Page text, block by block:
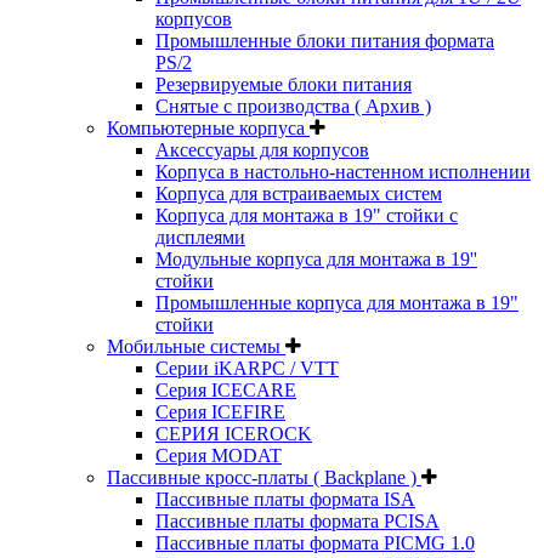
корпусов
Промышленные блоки питания формата
PS/2
Резервируемые блоки питания
Снятые с производства ( Архив )
Компьютерные корпуса
Аксессуары для корпусов
Корпуса в настольно-настенном исполнении
Корпуса для встраиваемых систем
Корпуса для монтажа в 19" стойки с
дисплеями
Модульные корпуса для монтажа в 19''
стойки
Промышленные корпуса для монтажа в 19"
стойки
Мобильные системы
Серии iKARPC / VTT
Серия ICECARE
Серия ICEFIRE
СЕРИЯ ICEROCK
Серия MODAT
Пассивные кросс-платы ( Backplane )
Пассивные платы формата ISA
Пассивные платы формата PCISA
Пассивные платы формата PICMG 1.0